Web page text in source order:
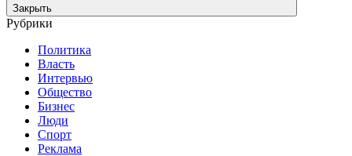
Закрыть
Рубрики
Политика
Власть
Интервью
Общество
Бизнес
Люди
Спорт
Реклама